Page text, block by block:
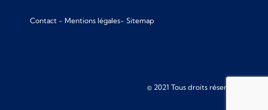
Contact - Mentions légales- Sitemap
© 2021 Tous droits réservés